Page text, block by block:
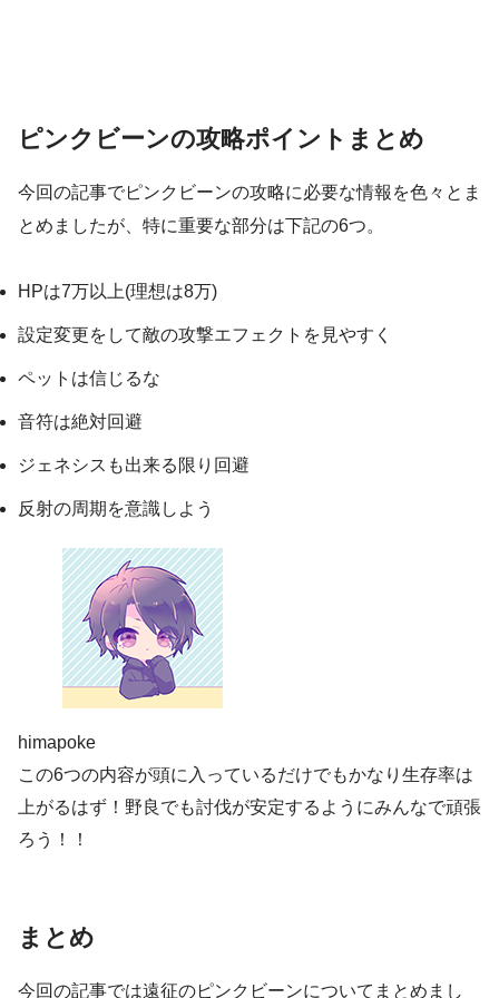
ピンクビーンの攻略ポイントまとめ
今回の記事でピンクビーンの攻略に必要な情報を色々とま
とめましたが、特に重要な部分は下記の6つ。
HPは7万以上(理想は8万)
設定変更をして敵の攻撃エフェクトを見やすく
ペットは信じるな
音符は絶対回避
ジェネシスも出来る限り回避
反射の周期を意識しよう
himapoke
この6つの内容が頭に入っているだけでもかなり生存率は
上がるはず！野良でも討伐が安定するようにみんなで頑張
ろう！！
まとめ
今回の記事では遠征のピンクビーンについてまとめまし